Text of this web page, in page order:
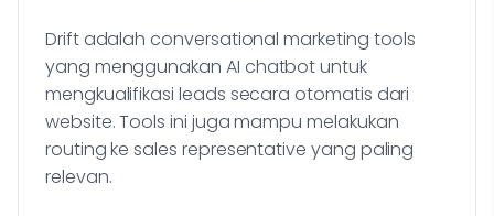
Drift adalah conversational marketing tools
yang menggunakan AI chatbot untuk
mengkualifikasi leads secara otomatis dari
website. Tools ini juga mampu melakukan
routing ke sales representative yang paling
relevan.